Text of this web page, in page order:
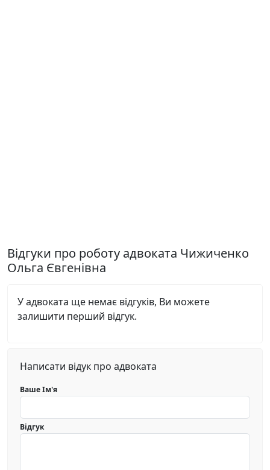
Відгуки про роботу адвоката Чижиченко
Ольга Євгенівна
У адвоката ще немає відгуків, Ви можете
залишити перший відгук.
Написати відук про адвоката
Ваше Ім'я
Відгук